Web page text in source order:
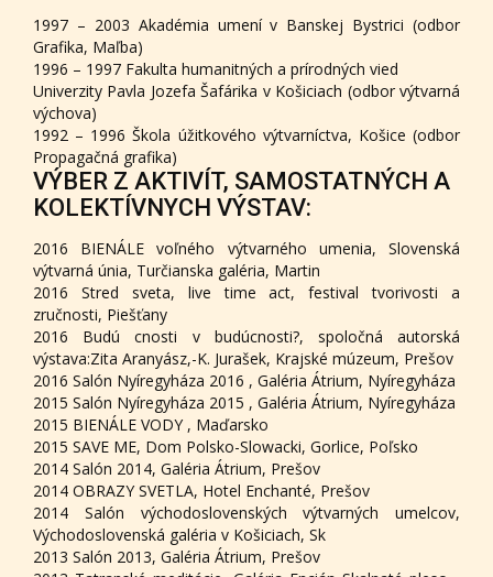
1997 – 2003 Akadémia umení v Banskej Bystrici (odbor
Grafika, Maľba)
1996 – 1997 Fakulta humanitných a prírodných vied
Univerzity Pavla Jozefa Šafárika v Košiciach (odbor výtvarná
výchova)
1992 – 1996 Škola úžitkového výtvarníctva, Košice (odbor
Propagačná grafika)
VÝBER Z AKTIVÍT, SAMOSTATNÝCH A
KOLEKTÍVNYCH VÝSTAV:
2016 BIENÁLE voľného výtvarného umenia, Slovenská
výtvarná únia, Turčianska galéria, Martin
2016 Stred sveta, live time act, festival tvorivosti a
zručnosti, Piešťany
2016 Budú cnosti v budúcnosti?, spoločná autorská
výstava:Zita Aranyász,-K. Jurašek, Krajské múzeum, Prešov
2016 Salón Nyíregyháza 2016 , Galéria Átrium, Nyíregyháza
2015 Salón Nyíregyháza 2015 , Galéria Átrium, Nyíregyháza
2015 BIENÁLE VODY , Maďarsko
2015 SAVE ME, Dom Polsko-Slowacki, Gorlice, Poľsko
2014 Salón 2014, Galéria Átrium, Prešov
2014 OBRAZY SVETLA, Hotel Enchanté, Prešov
2014 Salón východoslovenských výtvarných umelcov,
Východoslovenská galéria v Košiciach, Sk
2013 Salón 2013, Galéria Átrium, Prešov